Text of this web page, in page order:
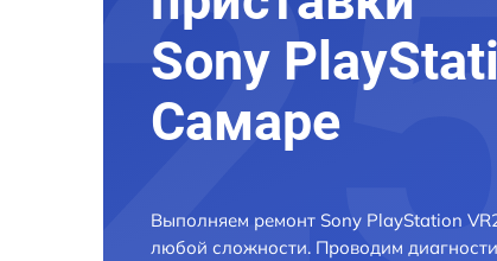
Sony
Самаре
Выполняем ремонт Sony PlayStation
любой сложности. Проводим